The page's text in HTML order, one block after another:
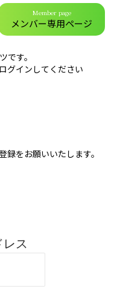
Member page
メンバー専用ページ
です。
グインしてください
をお願いいたします。
ス